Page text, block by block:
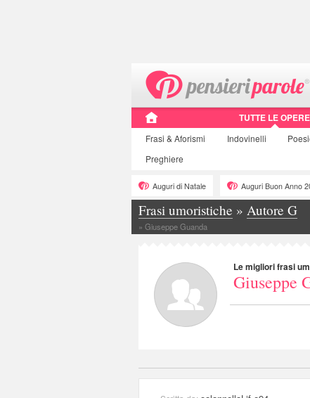
TUTTE LE OPERE
Frasi & Aforismi Indovinelli
Preghiere
Auguri di Natale Auguri Buon Anno
Frasi umoristiche » Autore G
» Giuseppe Guanda
Le migliori frasi
Giuseppe